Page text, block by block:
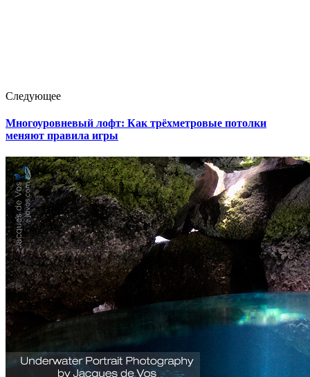
Следующее
Многоуровневый лофт: Как трёхметровые потолки
меняют правила игры